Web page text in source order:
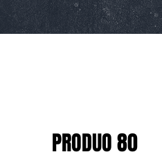
PRODUO 80